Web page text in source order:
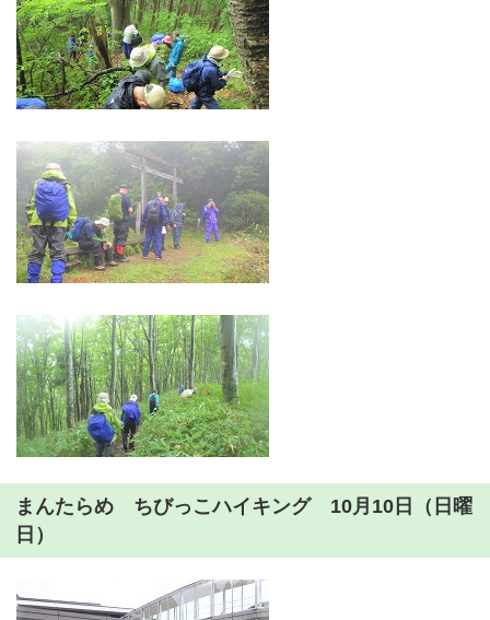
まんたらめ ちびっこハイキング 10月10日（日曜
日）